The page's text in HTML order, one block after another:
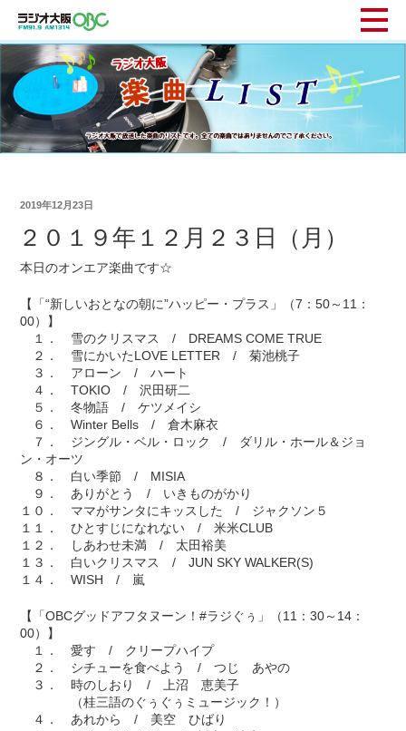
2019年12月23日
２０１９年１２月２３日（月）
本日のオンエア楽曲です☆
【「“新しいおとなの朝に”ハッピー・プラス」（7：50～11：
00）】
１． 雪のクリスマス / DREAMS COME TRUE
２． 雪にかいたLOVE LETTER / 菊池桃子
３． アローン / ハート
４． TOKIO / 沢田研二
５． 冬物語 / ケツメイシ
６． Winter Bells / 倉木麻衣
７． ジングル・ベル・ロック / ダリル・ホール＆ジョ
ン・オーツ
８． 白い季節 / MISIA
９． ありがとう / いきものがかり
１０． ママがサンタにキッスした / ジャクソン５
１１． ひとすじになれない / 米米CLUB
１２． しあわせ未満 / 太田裕美
１３． 白いクリスマス / JUN SKY WALKER(S)
１４． WISH / 嵐
【「OBCグッドアフタヌーン！#ラジぐぅ」（11：30～14：
00）】
１． 愛す / クリープハイプ
２． シチューを食べよう / つじ あやの
３． 時のしおり / 上沼 恵美子
（桂三語のぐぅぐぅミュージック！）
４． あれから / 美空 ひばり